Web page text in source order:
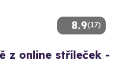
8.9(17)
z online stříleček -